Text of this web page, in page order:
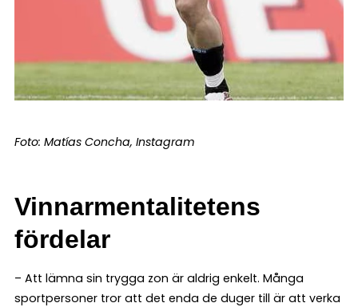
Foto: Matías Concha, Instagram
Vinnarmentalitetens
fördelar
– Att lämna sin trygga zon är aldrig enkelt. Många
sportpersoner tror att det enda de duger till är att verka